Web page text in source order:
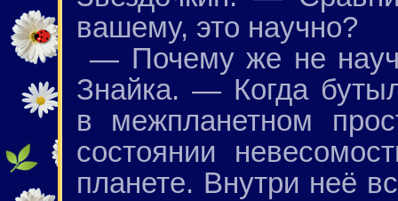
вашему, это научно?
— Почему же не
Знайка. — Когда
в межпланетном
состоянии
планете. Внутри неё